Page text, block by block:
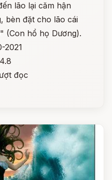
lão lại căm hận
bèn đặt cho lão cái
(Con hổ họ Dương).
2021
đọc